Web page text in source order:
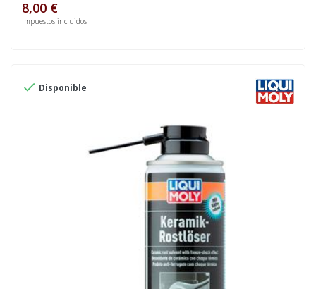
8,00 €
Impuestos incluidos
 Disponible